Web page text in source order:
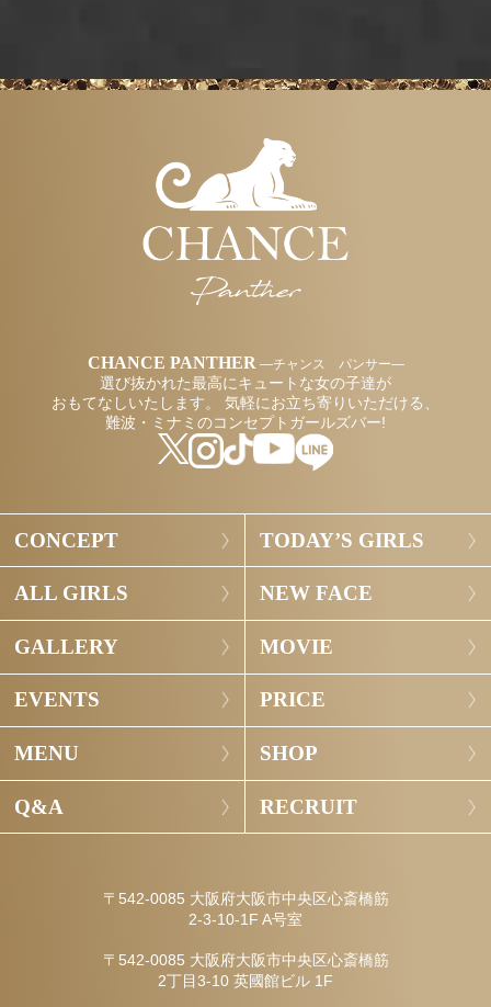
CHANCE PANTHER―チャンス パンサー―
選び抜かれた最高にキュートな女の子達が
おもてなしいたします。
気軽にお立ち寄りいただける、
難波・ミナミのコンセプトガールズバー!
CONCEPT TODAY’S GIRLS
ALL GIRLS NEW FACE
GALLERY MOVIE
EVENTS PRICE
MENU SHOP
Q&A RECRUIT
〒542-0085 大阪府大阪市中央区心斎橋筋
2-3-10-1F A号室
〒542-0085 大阪府大阪市中央区心斎橋筋
2丁目3-10 英國館ビル 1F